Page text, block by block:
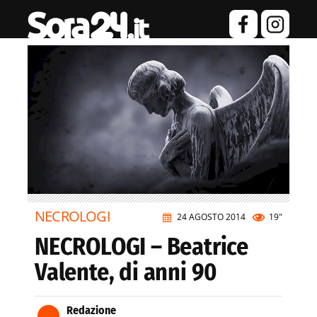
24 AGOSTO 2014 19"
NECROLOGI
NECROLOGI – Beatrice
Valente, di anni 90
Redazione